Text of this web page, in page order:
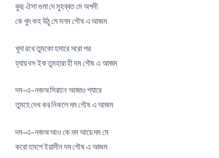
কুছ ঐসা গুমা দে মুহব্বত মে অপনী
কে খুদ কহ উঠু মে মনম গৌষ এ আজম
খুদা রখে তুমকো হমারে সরো পর
হ্যায় বস ইক তুমহারা হী দম গৌষ এ আজম
দম-এ-নজঅ সিরানে আজাও প্যারে
তুমহে দেখ কর নিকলে দম গৌষ এ আজম
দম-এ-নজঅ আও কে দম আয়ে দম মে
করো হমপে ইয়াসীন দম গৌষ এ আজম